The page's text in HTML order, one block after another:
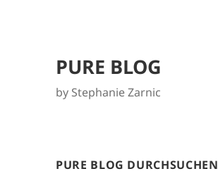
PURE BLOG
by Stephanie Zarnic
PURE BLOG DURCHSUCHEN